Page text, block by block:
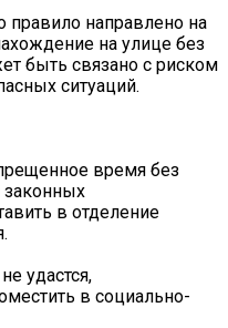
правило направлено на
на улице без
быть связано с риском
ситуаций.
время без
законных
в отделение
удастся,
в социально-